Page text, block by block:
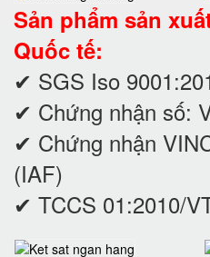
Sản phẩm sản
Quốc tế:
✔ SGS Iso
✔ Chứng nhận số:
✔ Chứng nhận
(IAF)
✔ TCCS 01:2010/